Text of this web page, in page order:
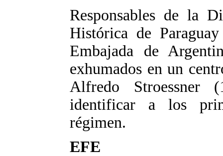
Responsables de la
Histórica de
Embajada de
exhumados en un
Alfredo Stroessner
identificar a los
régimen.
EFE